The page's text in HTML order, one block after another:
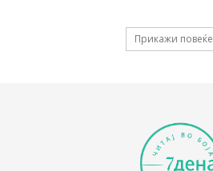
Прикажи повеќе